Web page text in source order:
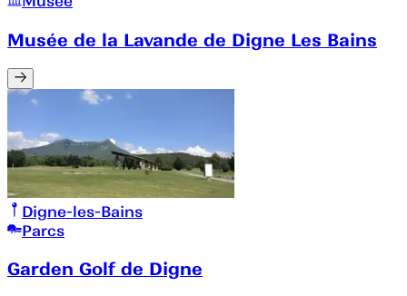
Musée de la Lavande de Digne Les Bains
Digne-les-Bains
Parcs
Garden Golf de Digne